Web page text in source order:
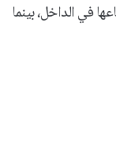
في الداخل، بينما